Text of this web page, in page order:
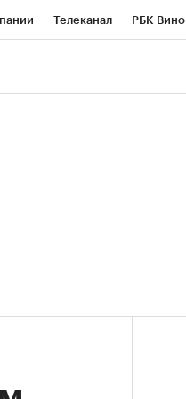
Телеканал РБК Вино